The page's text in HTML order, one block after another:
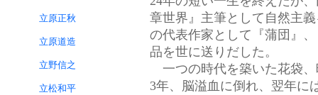
章世界』主筆として自然主
の代表作家として『蒲団』
品を世に送りだした。
一つの時代を築いた花袋
3年、脳溢血に倒れ、翌年に
立原正秋
立原道造
立野信之
立松和平